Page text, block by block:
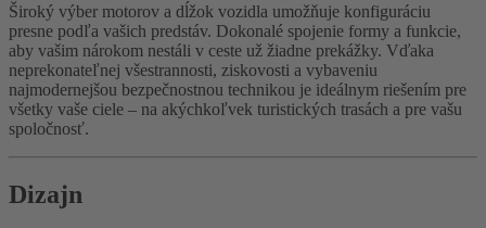
Široký výber motorov a dĺžok vozidla umožňuje konfiguráciu
presne podľa vašich predstáv. Dokonalé spojenie formy a funkcie,
aby vašim nárokom nestáli v ceste už žiadne prekážky. Vďaka
neprekonateľnej všestrannosti, ziskovosti a vybaveniu
najmodernejšou bezpečnostnou technikou je ideálnym riešením pre
všetky vaše ciele – na akýchkoľvek turistických trasách a pre vašu
spoločnosť.
Dizajn